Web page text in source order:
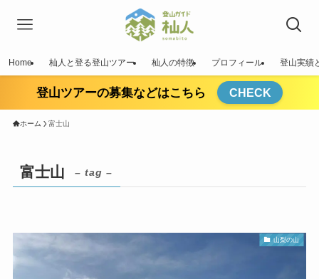
Home 杣人と登る登山ツアー 杣人の特徴 プロフィール 登山実績
登山ツアーの募集などはこちら CHECK
ホーム 富士山
富士山 – tag –
山梨の山